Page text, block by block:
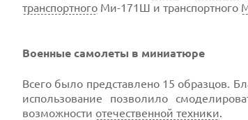
транспортного Ми-171Ш и транспортного
Военные самолеты в миниатюре
Всего было представлено 15 образцов.
использование позволило
возможности отечественной техники.